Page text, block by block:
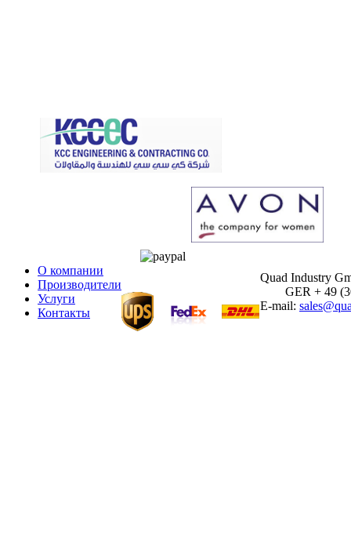
О компании
Производители
Услуги
Контакты
Quad Industry
GER + 49
E-mail: